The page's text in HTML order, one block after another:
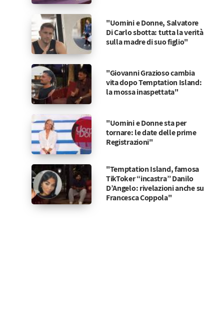
"Uomini e Donne, Salvatore
Di Carlo sbotta: tutta la verità
sulla madre di suo figlio"
"Giovanni Grazioso cambia
vita dopo Temptation Island:
la mossa inaspettata"
"Uomini e Donne sta per
tornare: le date delle prime
Registrazioni"
"Temptation Island, famosa
TikToker “incastra” Danilo
D’Angelo: rivelazioni anche su
Francesca Coppola"